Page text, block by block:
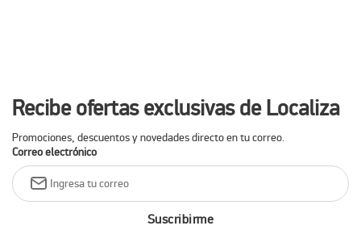
Recibe ofertas exclusivas de Localiza
Promociones, descuentos y novedades directo en tu correo.
Correo electrónico
Suscribirme